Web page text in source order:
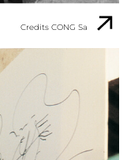
Credits CONG Sa